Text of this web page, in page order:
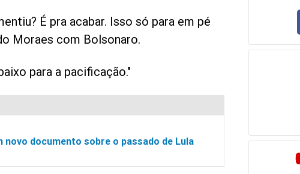
É pra acabar. Isso só para em pé
Moraes com Bolsonaro.
para a pacificação."
novo documento sobre o passado de Lula